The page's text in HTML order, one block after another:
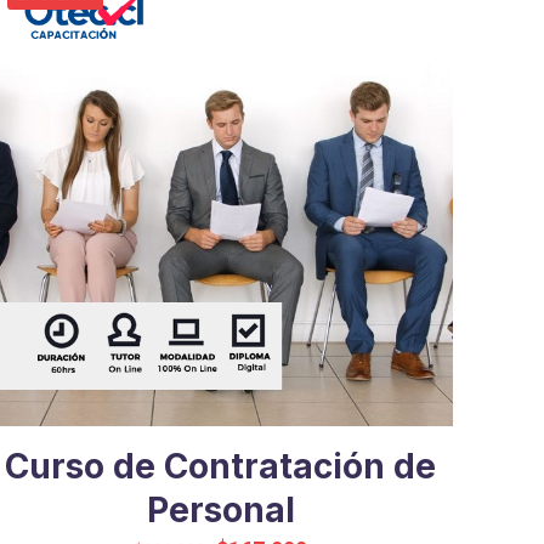
Curso de Contratación de
Personal